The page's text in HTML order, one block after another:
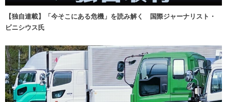
【独自連載】「今そこにある危機」を読み解く 国際ジャーナリスト・
ビニシウス氏